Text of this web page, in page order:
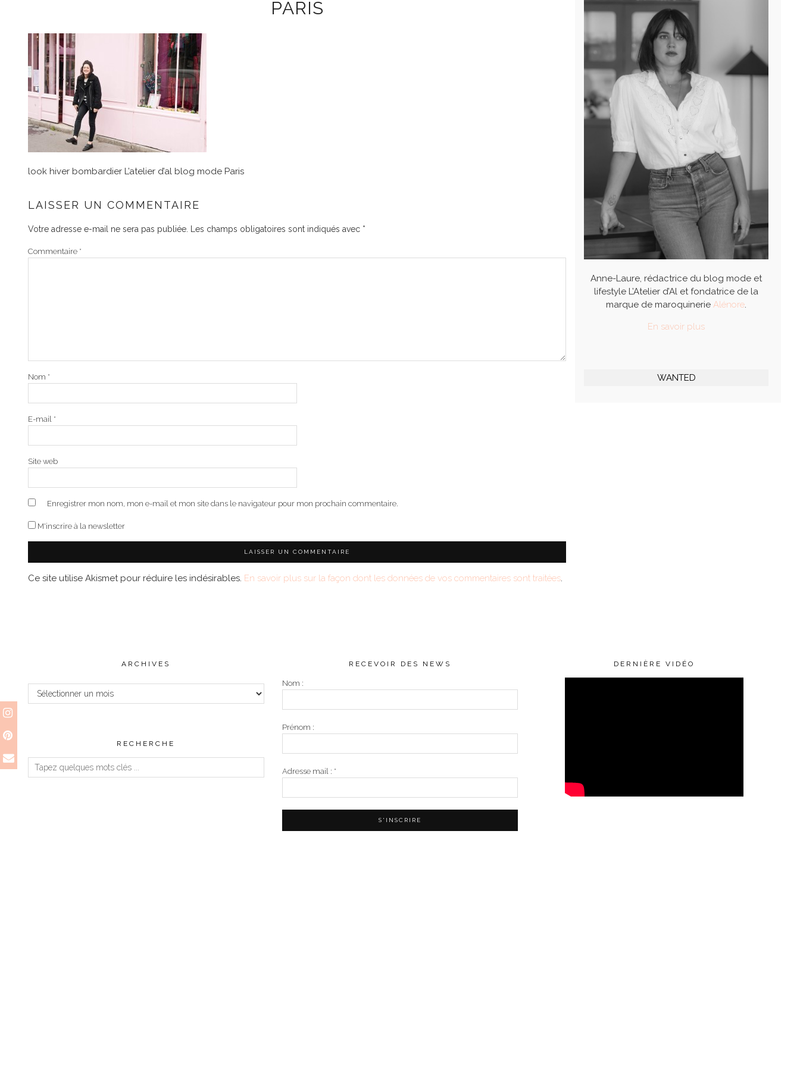
PARIS
look hiver bombardier L’atelier d’al blog mode Paris
LAISSER UN COMMENTAIRE
Votre adresse e-mail ne sera pas publiée. Les champs obligatoires sont indiqués avec *
Commentaire *
Nom *
E-mail *
Site web
Enregistrer mon nom, mon e-mail et mon site dans le navigateur pour mon prochain commentaire.
M'inscrire à la newsletter
Ce site utilise Akismet pour réduire les indésirables. En savoir plus sur la façon dont les données de vos commentaires sont traitées.
Anne-Laure, rédactrice du blog mode et
lifestyle L’Atelier d’Al et fondatrice de la
marque de maroquinerieAlénore.
En savoir plus
WANTED
ARCHIVES
Archives
RECHERCHE
RECEVOIR DES NEWS
Nom :
Prénom :
Adresse mail : *
DERNIÈRE VIDÉO